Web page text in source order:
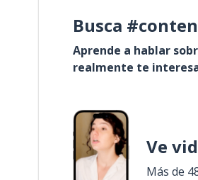
Busca
Aprende a hablar
realmente te
Ve
Más de